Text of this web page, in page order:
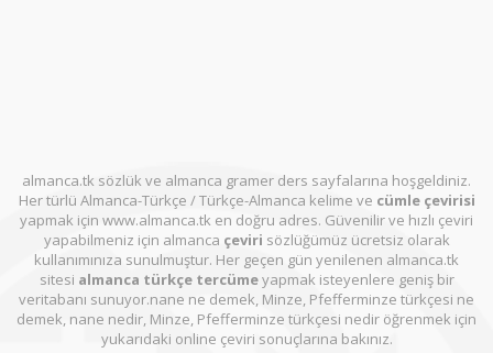
almanca.tk sözlük ve almanca gramer ders sayfalarına hoşgeldiniz.
Her türlü Almanca-Türkçe / Türkçe-Almanca kelime ve cümle çevirisi
yapmak için www.almanca.tk en doğru adres. Güvenilir ve hızlı çeviri
yapabilmeniz için almanca çeviri sözlüğümüz ücretsiz olarak
kullanımınıza sunulmuştur. Her geçen gün yenilenen almanca.tk
sitesi almanca türkçe tercümeyapmak isteyenlere geniş bir
veritabanı sunuyor.nane ne demek, Minze, Pfefferminze türkçesi ne
demek, nane nedir, Minze, Pfefferminze türkçesi nedir öğrenmek için
yukarıdaki online çeviri sonuçlarına bakınız.